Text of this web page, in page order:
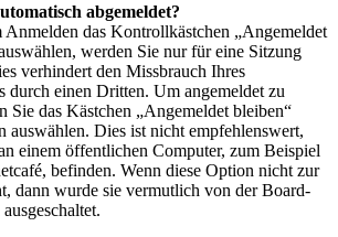
abgemeldet?
Anmelden das Kontrollkästchen „Angemeldet
werden Sie nur für eine Sitzung
verhindert den Missbrauch Ihres
durch einen Dritten. Um angemeldet zu
Sie das Kästchen „Angemeldet bleiben“
auswählen. Dies ist nicht empfehlenswert,
einem öffentlichen Computer, zum Beispiel
befinden. Wenn diese Option nicht zur
dann wurde sie vermutlich von der Board-